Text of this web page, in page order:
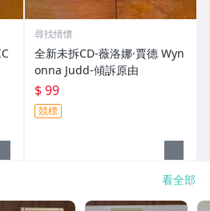
尋找情懷
全新未拆CD-薇洛娜·賈德 Wyn
onna Judd-傾訴原由
$ 99
競標
看全部